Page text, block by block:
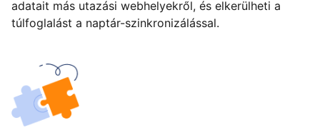
adatait más utazási webhelyekről, és elkerülheti a
túlfoglalást a naptár-szinkronizálással.